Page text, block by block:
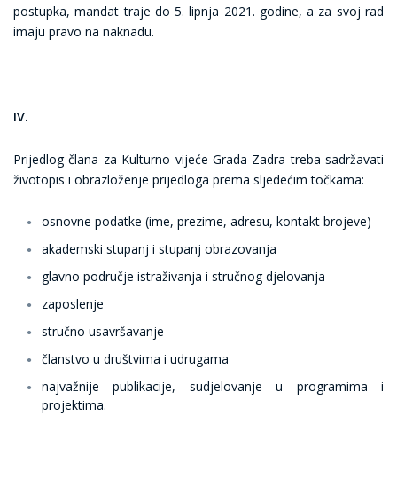
postupka, mandat traje do 5. lipnja 2021. godine, a za svoj rad
imaju pravo na naknadu.
IV.
Prijedlog člana za Kulturno vijeće Grada Zadra treba sadržavati
životopis i obrazloženje prijedloga prema sljedećim točkama:
osnovne podatke (ime, prezime, adresu, kontakt brojeve)
akademski stupanj i stupanj obrazovanja
glavno područje istraživanja i stručnog djelovanja
zaposlenje
stručno usavršavanje
članstvo u društvima i udrugama
najvažnije publikacije, sudjelovanje u programima i
projektima.